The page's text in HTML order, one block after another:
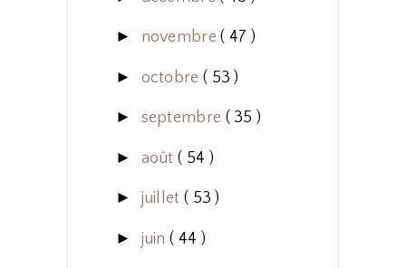
► novembre( 47 )
► octobre ( 53 )
► septembre ( 35 )
► août ( 54 )
► juillet ( 53 )
► juin ( 44 )